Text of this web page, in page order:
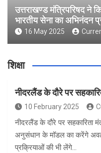
उत्तराखण्ड मंत्रिपरिषद ने
भारतीय सेना का अभिनंदन
16 May 2025
शिक्षा
नीदरलैंड के दौरे पर
10 February 2025
नीदरलैंड के दौरे पर सहकारिता
अनुसंधान के मॉडल का करेंगे
प्रक्रियाओं की भी लेंगे…